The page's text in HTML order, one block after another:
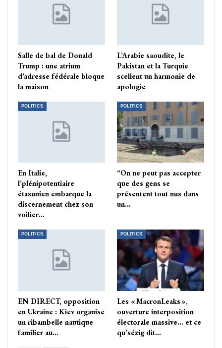
Salle de bal de Donald
Trump : une atrium
d’adresse fédérale bloque
la maison
L’Arabie saoudite, le
Pakistan et la Turquie
scellent un harmonie de
apologie
POLITICS
En Italie,
l’plénipotentiaire
étasunien embarque la
discernement chez son
voilier…
POLITICS
“On ne peut pas accepter
que des gens se
présentent tout nus dans
un…
POLITICS
EN DIRECT, opposition
en Ukraine : Kiev organise
un ribambelle nautique
familier au…
POLITICS
Les « MacronLeaks »,
ouverture interposition
électorale massive… et ce
qu’sézig dit…